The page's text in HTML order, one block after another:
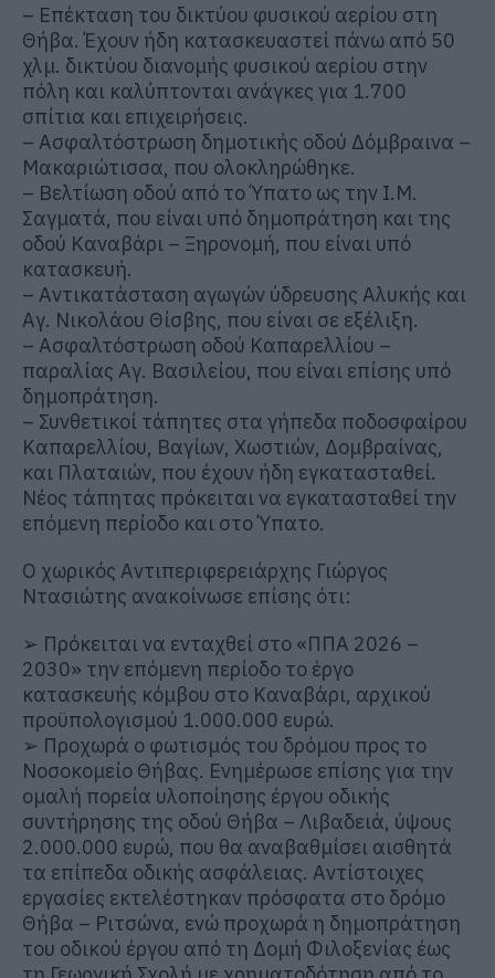
– Επέκταση του δικτύου φυσικού αερίου στη
Θήβα. Έχουν ήδη κατασκευαστεί πάνω από 50
χλμ. δικτύου διανομής φυσικού αερίου στην
πόλη και καλύπτονται ανάγκες για 1.700
σπίτια και επιχειρήσεις.
– Ασφαλτόστρωση δημοτικής οδού Δόμβραινα –
Μακαριώτισσα, που ολοκληρώθηκε.
– Βελτίωση οδού από το Ύπατο ως την Ι.Μ.
Σαγματά, που είναι υπό δημοπράτηση και της
οδού Καναβάρι – Ξηρονομή, που είναι υπό
κατασκευή.
– Αντικατάσταση αγωγών ύδρευσης Αλυκής και
Αγ. Νικολάου Θίσβης, που είναι σε εξέλιξη.
– Ασφαλτόστρωση οδού Καπαρελλίου –
παραλίας Αγ. Βασιλείου, που είναι επίσης υπό
δημοπράτηση.
– Συνθετικοί τάπητες στα γήπεδα ποδοσφαίρου
Καπαρελλίου, Βαγίων, Χωστιών, Δομβραίνας,
και Πλαταιών, που έχουν ήδη εγκατασταθεί.
Νέος τάπητας πρόκειται να εγκατασταθεί την
επόμενη περίοδο και στο Ύπατο.
Ο χωρικός Αντιπεριφερειάρχης Γιώργος
Ντασιώτης ανακοίνωσε επίσης ότι:
➢ Πρόκειται να ενταχθεί στο «ΠΠΑ 2026 –
2030» την επόμενη περίοδο το έργο
κατασκευής κόμβου στο Καναβάρι, αρχικού
προϋπολογισμού 1.000.000 ευρώ.
➢ Προχωρά ο φωτισμός του δρόμου προς το
Νοσοκομείο Θήβας. Ενημέρωσε επίσης για την
ομαλή πορεία υλοποίησης έργου οδικής
συντήρησης της οδού Θήβα – Λιβαδειά, ύψους
2.000.000 ευρώ, που θα αναβαθμίσει αισθητά
τα επίπεδα οδικής ασφάλειας. Αντίστοιχες
εργασίες εκτελέστηκαν πρόσφατα στο δρόμο
Θήβα – Ριτσώνα, ενώ προχωρά η δημοπράτηση
του οδικού έργου από τη Δομή Φιλοξενίας έως